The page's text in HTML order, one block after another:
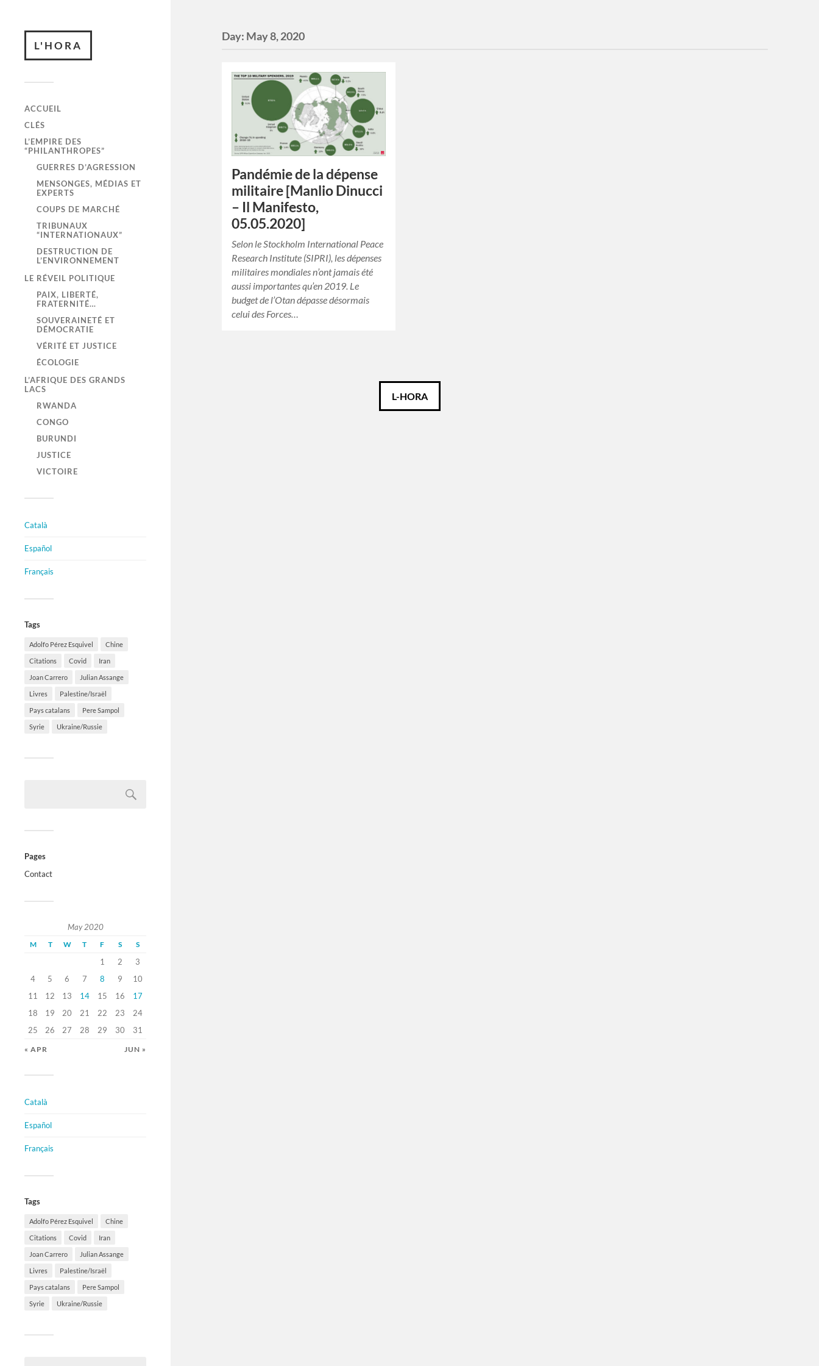
L'HORA
ACCUEIL
CLÉS
L’EMPIRE DES
“PHILANTHROPES”
GUERRES D’AGRESSION
MENSONGES, MÉDIAS ET
EXPERTS
COUPS DE MARCHÉ
TRIBUNAUX
“INTERNATIONAUX”
DESTRUCTION DE
L’ENVIRONNEMENT
LE RÉVEIL POLITIQUE
PAIX, LIBERTÉ,
FRATERNITÉ…
SOUVERAINETÉ ET
DÉMOCRATIE
VÉRITÉ ET JUSTICE
ÉCOLOGIE
L’AFRIQUE DES GRANDS
LACS
RWANDA
CONGO
BURUNDI
JUSTICE
VICTOIRE
Català
Español
Français
Tags
Adolfo Pérez Esquivel Chine
Citations Covid Iran
Joan Carrero Julian Assange
Livres Palestine/Israël
Pays catalans Pere Sampol
Syrie Ukraine/Russie
Pages
Contact
May 2020
M T W T F S S
1 2
3
4
5 6 7 8 9
10
11
12 13 14 15 16
17
18
19 20 21 22 23
24
25
26 27 28 29 30 31
« APR JUN »
Català
Español
Français
Tags
Adolfo Pérez Esquivel Chine
Citations Covid Iran
Joan Carrero Julian Assange
Livres Palestine/Israël
Pays catalans Pere Sampol
Syrie Ukraine/Russie
Day: May 8, 2020
Pandémie de la dépense
militaire [Manlio Dinucci
– Il Manifesto,
05.05.2020]
Selon le Stockholm International Peace
Research Institute (SIPRI), les dépenses
militaires mondiales n’ont jamais été
aussi importantes qu’en 2019. Le
budget de l’Otan dépasse désormais
celui des Forces…
L-HORA